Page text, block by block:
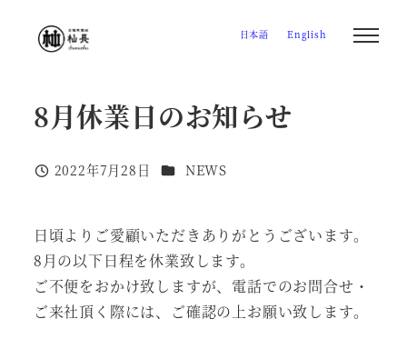
日本語 English
8月休業日のお知らせ
投稿日
2022年7月28日 カテゴリー
NEWS
日頃よりご愛顧いただきありがとうございます。
8月の以下日程を休業致します。
ご不便をおかけ致しますが、電話でのお問合せ・
ご来社頂く際には、ご確認の上お願い致します。